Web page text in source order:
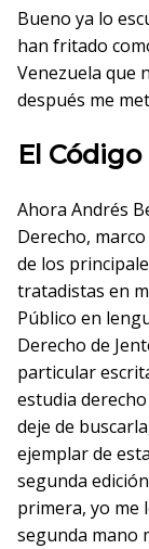
Bueno ya lo
han fritado
Venezuela que
después me
El
Ahora Andrés
Derecho,
de los
tratadistas en
Público en
Derecho de
particular
estudia
deje de
ejemplar de
segunda
primera, yo me
segunda mano